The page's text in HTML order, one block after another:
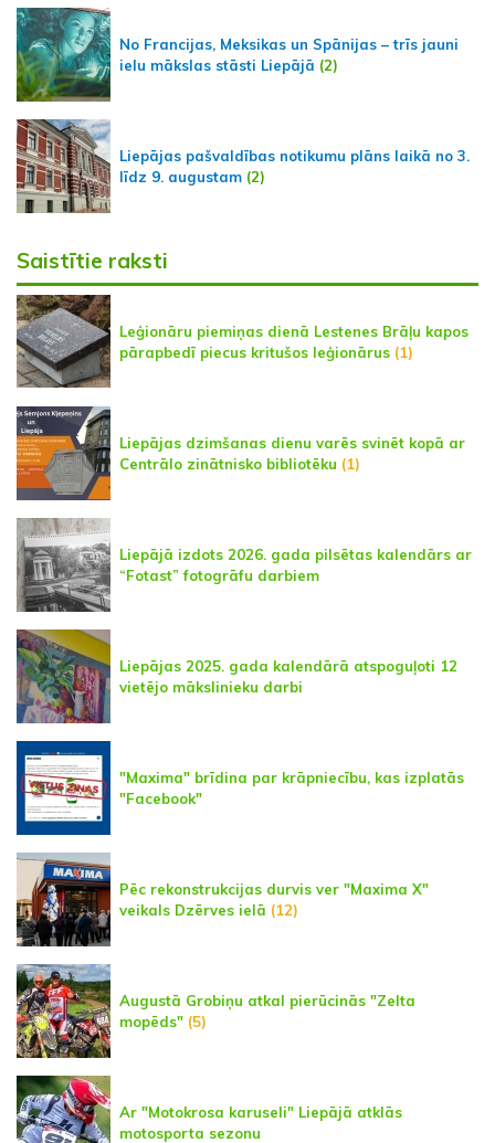
No Francijas, Meksikas un Spānijas – trīs jauni
ielu mākslas stāsti Liepājā (2)
Liepājas pašvaldības notikumu plāns laikā no 3.
līdz 9. augustam (2)
Saistītie raksti
Leģionāru piemiņas dienā Lestenes Brāļu kapos
pārapbedī piecus kritušos leģionārus (1)
Liepājas dzimšanas dienu varēs svinēt kopā ar
Centrālo zinātnisko bibliotēku (1)
Liepājā izdots 2026. gada pilsētas kalendārs ar
“Fotast” fotogrāfu darbiem
Liepājas 2025. gada kalendārā atspoguļoti 12
vietējo mākslinieku darbi
"Maxima" brīdina par krāpniecību, kas izplatās
"Facebook"
Pēc rekonstrukcijas durvis ver "Maxima X"
veikals Dzērves ielā (12)
Augustā Grobiņu atkal pierūcinās "Zelta
mopēds" (5)
Ar "Motokrosa karuseli" Liepājā atklās
motosporta sezonu